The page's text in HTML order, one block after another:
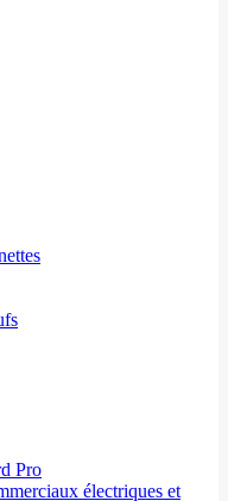
Pro
électriques et